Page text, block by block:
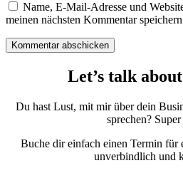
Name, E-Mail-Adresse und
meinen nächsten Kommentar
Kommentar abschicken
Let’s talk
Du hast Lust, mit mir über dein
sprechen?
Buche dir einfach einen Termin für
unverbindlich und